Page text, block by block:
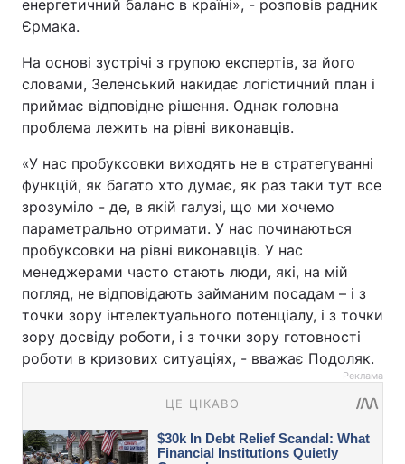
енергетичний баланс в країні», - розповів радник
Єрмака.
На основі зустрічі з групою експертів, за його
словами, Зеленський накидає логістичний план і
приймає відповідне рішення. Однак головна
проблема лежить на рівні виконавців.
«У нас пробуксовки виходять не в стратегуванні
функцій, як багато хто думає, як раз таки тут все
зрозуміло - де, в якій галузі, що ми хочемо
параметрально отримати. У нас починаються
пробуксовки на рівні виконавців. У нас
менеджерами часто стають люди, які, на мій
погляд, не відповідають займаним посадам – і з
точки зору інтелектуального потенціалу, і з точки
зору досвіду роботи, і з точки зору готовності
роботи в кризових ситуаціях, - вважає Подоляк.
Реклама